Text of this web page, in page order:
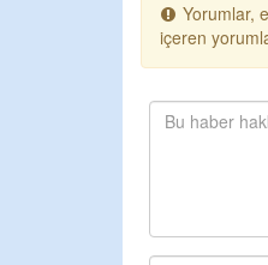
Yorumlar,
içeren